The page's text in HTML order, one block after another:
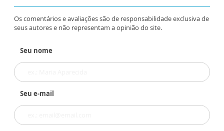
Os comentários e avaliações são de responsabilidade exclusiva de
seus autores e não representam a opinião do site.
Seu nome
Seu e-mail